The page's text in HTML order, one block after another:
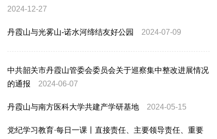
2024-12-27
丹霞山与光雾山-诺水河缔结友好公园 2024-07-09
中共韶关市丹霞山管委会委员会关于巡察集中整改进展情况
的通报
2024-06-07
丹霞山与南方医科大学共建产学研基地 2024-05-15
党纪学习教育·每日一课丨直接责任、主要领导责任、重要